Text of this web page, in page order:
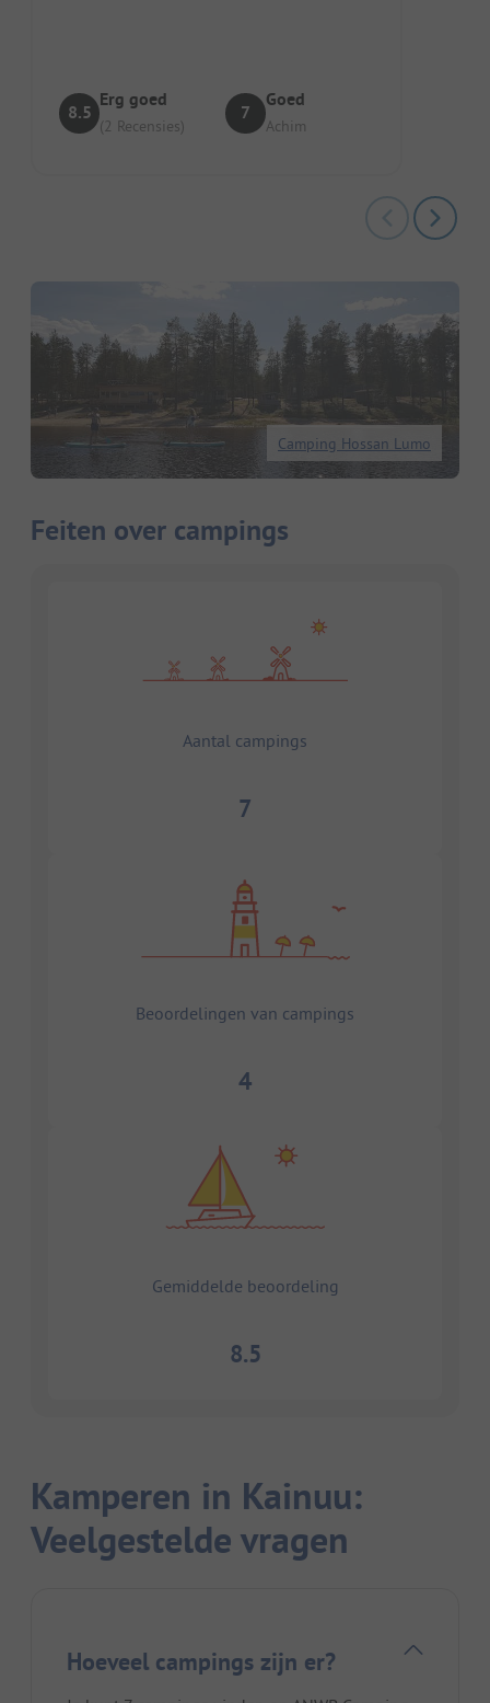
8.5
Erg goed
(2 Recensies)
7
Goed
Achim
Camping Hossan Lumo
Feiten over campings
Aantal campings
7
Beoordelingen van campings
4
Gemiddelde beoordeling
8.5
Kamperen in Kainuu:
Veelgestelde vragen
Hoeveel campings zijn er?